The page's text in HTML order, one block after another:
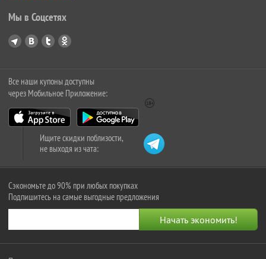
Мы в Соцсетях
Все наши купоны доступны
через Мобильное Приложение:
Ищите скидки поблизости,
не выходя из чата:
Сэкономьте до 90% при любых покупках
Подпишитесь на самые выгодные предложения